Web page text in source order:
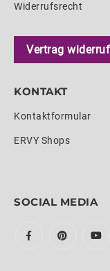
Widerrufsrecht
Vertrag
KONTAKT
Kontaktformular
ERVY Shops
SOCIAL MEDIA